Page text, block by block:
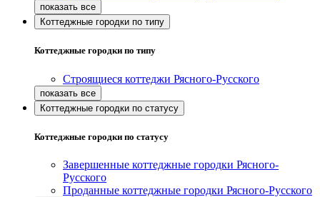
Коттеджные городки по типу
Коттеджные городки по типу
Строящиеся коттеджи Рясного-Русского
Коттеджные городки по статусу
Коттеджные городки по статусу
Завершенные коттеджные городки Рясного-
Русского
Проданные коттеджные городки Рясного-Русского